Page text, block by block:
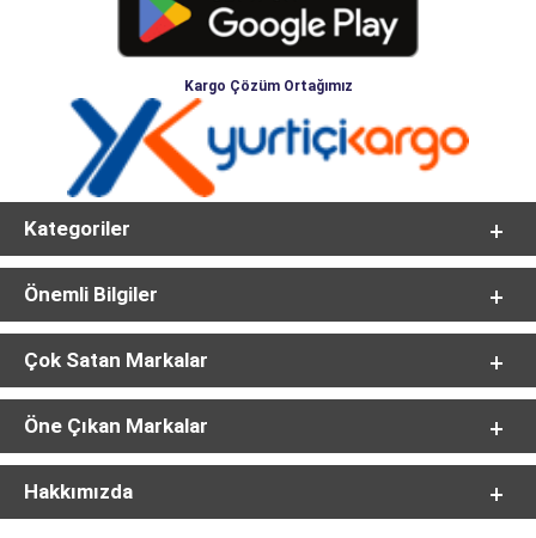
Kargo Çözüm Ortağımız
Kategoriler
Önemli Bilgiler
Çok Satan Markalar
Öne Çıkan Markalar
Hakkımızda